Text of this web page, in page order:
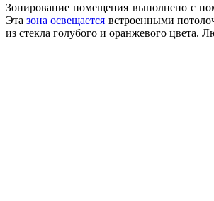
Зонирование помещения выполнено с
Этазона освещается встроенными
из стекла голубого и оранжевого цвета.